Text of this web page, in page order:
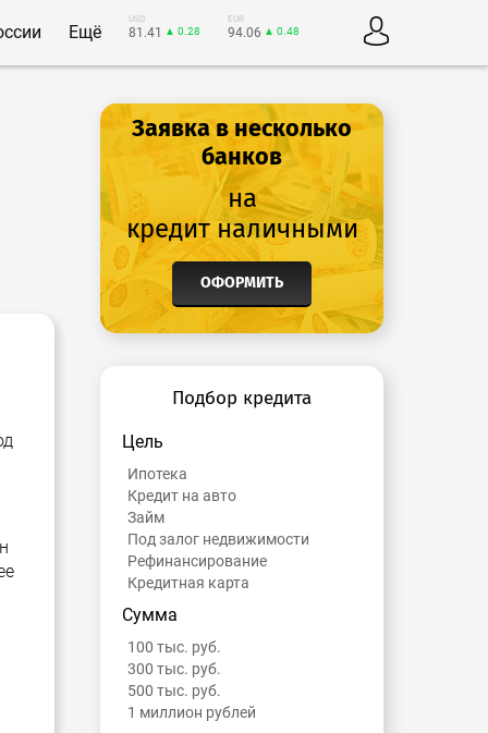
Ещё
USD
81.41 ▲ 0.28
EUR
94.06 ▲ 0.48
Заявка в несколько
банков
на
кредит наличными
ОФОРМИТЬ
Подбор кредита
Цель
Ипотека
Кредит на авто
Займ
Под залог недвижимости
Рефинансирование
Кредитная карта
Сумма
100 тыс. руб.
300 тыс. руб.
500 тыс. руб.
1 миллион рублей